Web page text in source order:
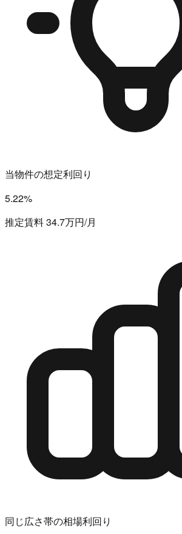
当物件の想定利回り
5.22%
推定賃料 34.7万円/月
同じ広さ帯の相場利回り